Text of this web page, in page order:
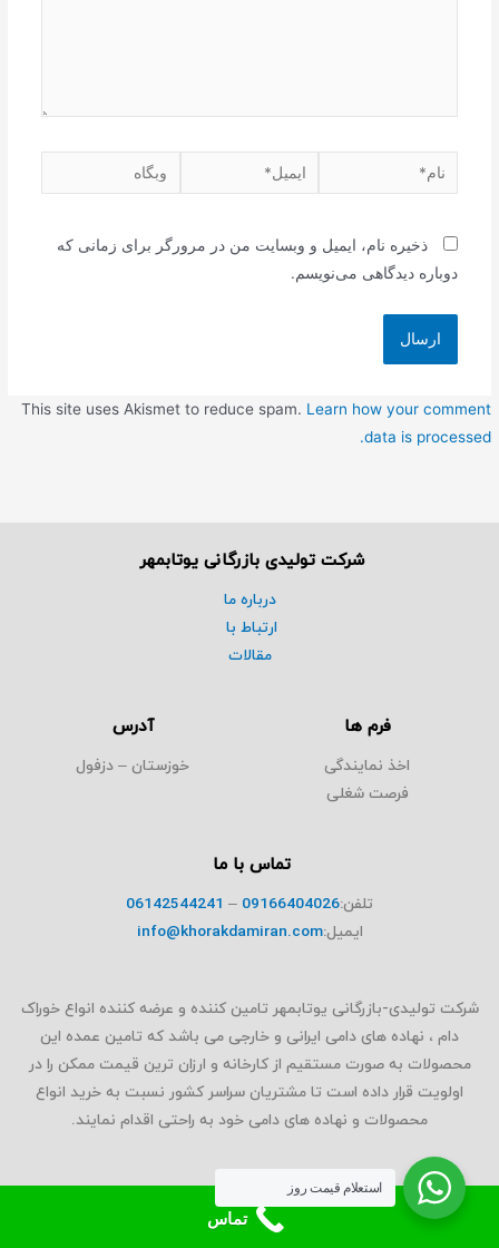
ذخیره نام، ایمیل و وبسایت من در مرورگر برای زمانی که
دوباره دیدگاهی می‌نویسم.
This site uses Akismet to reduce spam. Learn how your comment
data is processed.
شرکت تولیدی بازرگانی یوتابمهر
درباره ما
ارتباط با
مقالات
فرم ها
اخذ نمایندگی
فرصت شغلی
آدرس
خوزستان – دزفول
تماس با ما
تلفن:09166404026
–
06142544241
ایمیل:info@khorakdamiran.com
شرکت تولیدی-بازرگانی یوتابمهر تامین کننده و عرضه کننده انواع خوراک
دام ، نهاده های دامی ایرانی و خارجی می باشد که تامین عمده این
محصولات به صورت مستقیم از کارخانه و ارزان ترین قیمت ممکن را در
اولویت قرار داده است تا مشتریان سراسر کشور نسبت به خرید انواع
محصولات و نهاده های دامی خود به راحتی اقدام نمایند.
استعلام قیمت روز
تماس